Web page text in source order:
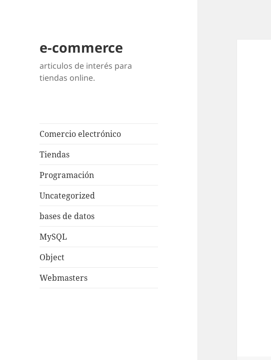
e-commerce
articulos de interés para
tiendas online.
Comercio electrónico
Tiendas
Programación
Uncategorized
bases de datos
MySQL
Object
Webmasters